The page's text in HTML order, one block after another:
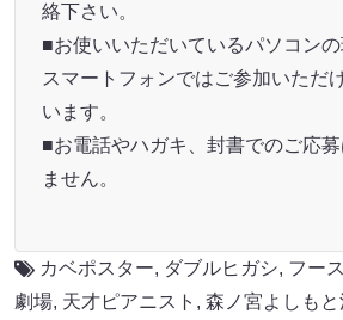
絡下さい。
■お使いいただいているパソコン
スマートフォンではご参加いただ
います。
■お電話やハガキ、封書でのご応
ません。
カベポスター, ダブルヒガシ, フー
劇場, 天才ピアニスト , 森ノ宮よしも